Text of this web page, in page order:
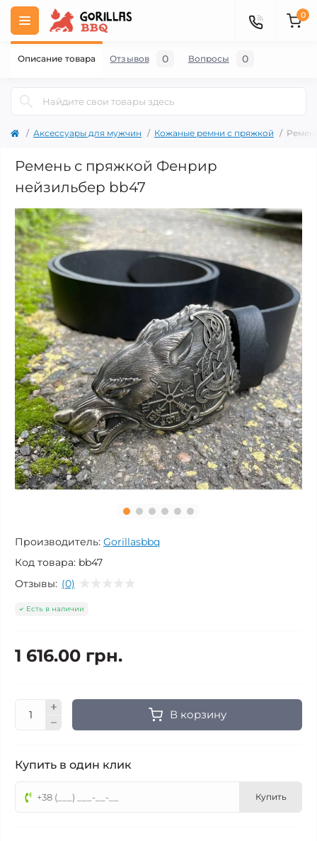
0
Аксессуары для мужчин Кожаные ремни с пряжкой
Ремень с пряжкой Фенрир
нейзильбер bb47
Производитель: Gorillasbbq
Код товара: bb47
Отзывы: (0)
Есть в наличии
1 616.00 грн.
В корзину
Купить в один клик
Купить
Описание товара Отзывов 0 Вопросы 0